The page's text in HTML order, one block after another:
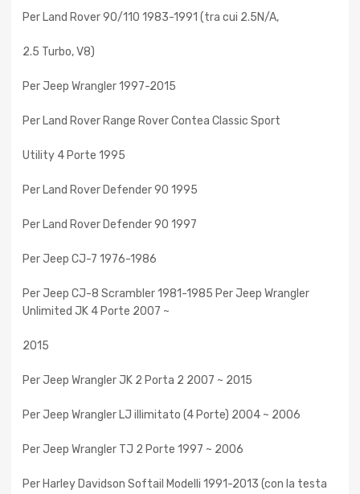
Per Land Rover 90/110 1983-1991 (tra cui 2.5N/A,
2.5 Turbo, V8)
Per Jeep Wrangler 1997-2015
Per Land Rover Range Rover Contea Classic Sport
Utility 4 Porte 1995
Per Land Rover Defender 90 1995
Per Land Rover Defender 90 1997
Per Jeep CJ-7 1976-1986
Per Jeep CJ-8 Scrambler 1981-1985 Per Jeep Wrangler
Unlimited JK 4 Porte 2007 ~
2015
Per Jeep Wrangler JK 2 Porta 2 2007 ~ 2015
Per Jeep Wrangler LJ illimitato (4 Porte) 2004 ~ 2006
Per Jeep Wrangler TJ 2 Porte 1997 ~ 2006
Per Harley Davidson Softail Modelli 1991-2013 (con la testa